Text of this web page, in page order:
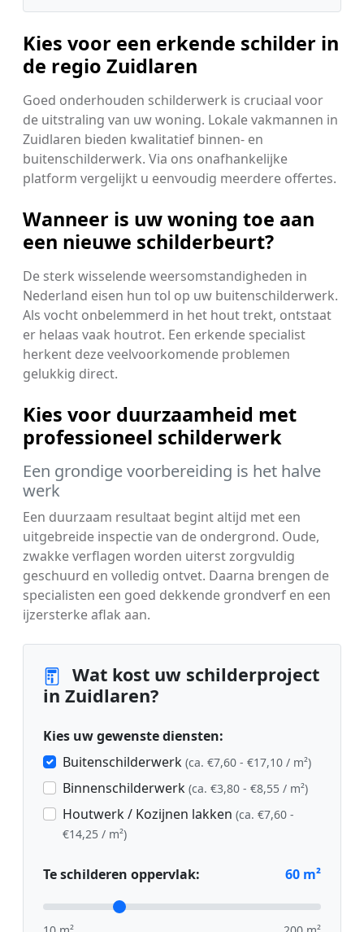
Kies voor een erkende schilder in
de regio Zuidlaren
Goed onderhouden schilderwerk is cruciaal voor
de uitstraling van uw woning. Lokale vakmannen in
Zuidlaren bieden kwalitatief binnen- en
buitenschilderwerk. Via ons onafhankelijke
platform vergelijkt u eenvoudig meerdere offertes.
Wanneer is uw woning toe aan
een nieuwe schilderbeurt?
De sterk wisselende weersomstandigheden in
Nederland eisen hun tol op uw buitenschilderwerk.
Als vocht onbelemmerd in het hout trekt, ontstaat
er helaas vaak houtrot. Een erkende specialist
herkent deze veelvoorkomende problemen
gelukkig direct.
Kies voor duurzaamheid met
professioneel schilderwerk
Een grondige voorbereiding is het halve
werk
Een duurzaam resultaat begint altijd met een
uitgebreide inspectie van de ondergrond. Oude,
zwakke verflagen worden uiterst zorgvuldig
geschuurd en volledig ontvet. Daarna brengen de
specialisten een goed dekkende grondverf en een
ijzersterke aflak aan.
Wat kost uw schilderproject
in Zuidlaren?
Kies uw gewenste diensten:
Buitenschilderwerk (ca. €7,60 - €17,10 / m²)
Binnenschilderwerk (ca. €3,80 - €8,55 / m²)
Houtwerk / Kozijnen lakken (ca. €7,60 -
€14,25 / m²)
Te schilderen oppervlak: 60 m²